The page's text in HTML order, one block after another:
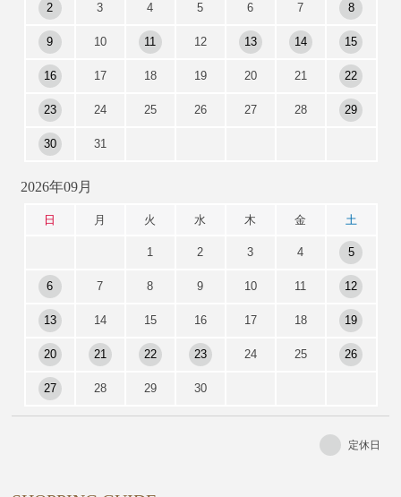
2 3 4 5 6 7 8
9 10 11 12 13 14 15
16 17 18 19 20 21 22
23 24 25 26 27 28 29
30 31
2026年09月
日 月 火 水 木 金 土
1 2 3 4 5
6 7 8 9 10 11 12
13 14 15 16 17 18 19
20 21 22 23 24 25 26
27 28 29 30
定休日